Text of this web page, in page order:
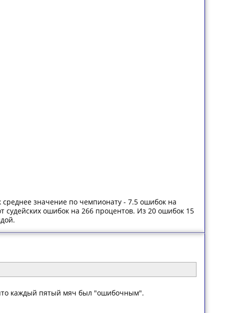
значение по чемпионату - 7.5 ошибок на
судейских ошибок на 266 процентов. Из 20 ошибок 15
каждый пятый мяч был "ошибочным".